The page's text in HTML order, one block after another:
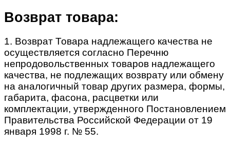
Возврат товара:
1. Возврат Товара надлежащего качества не
осуществляется согласно Перечню
непродовольственных товаров надлежащего
качества, не подлежащих возврату или обмену
на аналогичный товар других размера, формы,
габарита, фасона, расцветки или
комплектации, утвержденного Постановлением
Правительства Российской Федерации от 19
января 1998 г. № 55.